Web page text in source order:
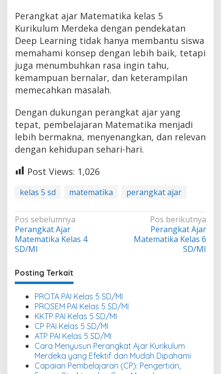
Perangkat ajar Matematika kelas 5
Kurikulum Merdeka dengan pendekatan
Deep Learning tidak hanya membantu siswa
memahami konsep dengan lebih baik, tetapi
juga menumbuhkan rasa ingin tahu,
kemampuan bernalar, dan keterampilan
memecahkan masalah.
Dengan dukungan perangkat ajar yang
tepat, pembelajaran Matematika menjadi
lebih bermakna, menyenangkan, dan relevan
dengan kehidupan sehari-hari.
Post Views: 1,026
kelas 5 sd matematika perangkat ajar
Navigasi
pos
Pos sebelumnya
Perangkat Ajar
Matematika Kelas 4
SD/MI
Pos berikutnya
Perangkat Ajar
Matematika Kelas 6
SD/MI
Posting Terkait
PROTA PAI Kelas 5 SD/MI
PROSEM PAI Kelas 5 SD/MI
KKTP PAI Kelas 5 SD/MI
CP PAI Kelas 5 SD/MI
ATP PAI Kelas 5 SD/MI
Cara Menyusun Perangkat Ajar Kurikulum
Merdeka yang Efektif dan Mudah Dipahami
Capaian Pembelajaran (CP): Pengertian,